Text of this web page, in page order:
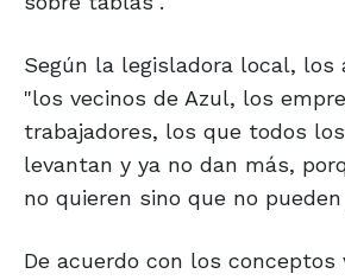
Según la legisladora local, los
"los vecinos de Azul, los
trabajadores, los que todos
levantan y ya no dan más,
no quieren sino que no pueden
De acuerdo con los conceptos